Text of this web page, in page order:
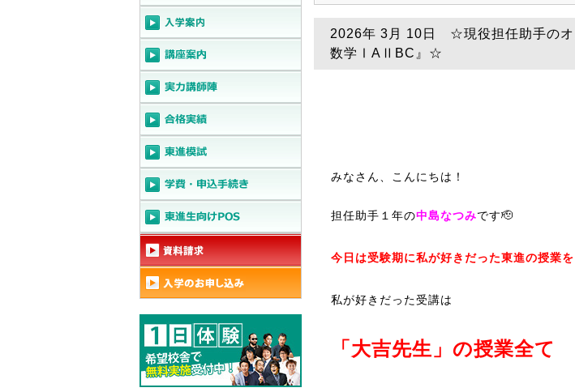
2026年 3月 10日 ☆現役担任助手のオ
数学ⅠAⅡBC』☆
みなさん、こんにちは！
担任助手１年の中島なつみです🫡
今日は受験期に私が好きだった東進の授業
私が好きだった受講は
「大吉先生」の授業全て